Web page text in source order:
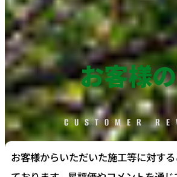
お客様
CUSTOMER
お客様からいただいた施工等に対す